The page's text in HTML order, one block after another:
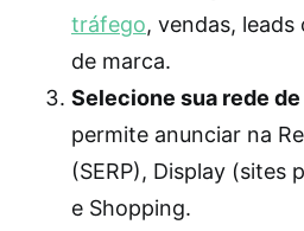
tráfego, vendas,
de marca.
Selecione sua rede
permite anunciar na
(SERP), Display (sites
e Shopping.